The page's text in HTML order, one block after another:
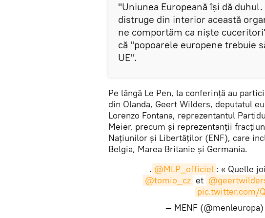
"Uniunea Europeană își dă
distruge din interior această
ne comportăm ca niște
că "popoarele europene trebuie
UE".
Pe lângă Le Pen, la conferință au
din Olanda, Geert Wilders, deputatul
Lorenzo Fontana, reprezentantul
Meier, precum și reprezentanții
Națiunilor și Libertăților (ENF), care
Belgia, Marea Britanie și Germania.
. @MLP_officiel : « Quelle
@tomio_cz et
pic.twitter.com/
— MENF (@menleuropa)